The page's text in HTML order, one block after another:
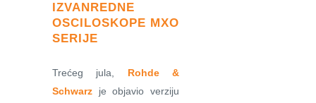
IZVANREDNE
OSCILOSKOPE MXO
SERIJE
Trećeg jula, Rohde &
Schwarz je objavio verziju